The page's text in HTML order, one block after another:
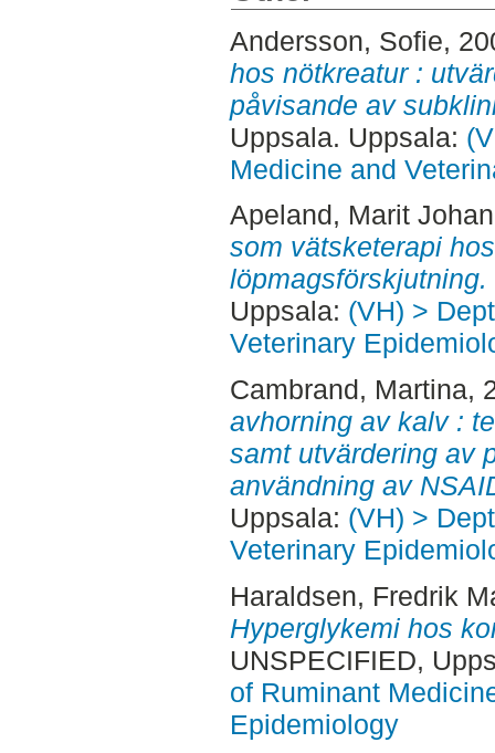
Andersson, Sofie,
hos nötkreatur :
påvisande av
Uppsala. Uppsala:
Medicine and
Apeland, Marit
som vätsketerapi
löpmagsförskjutning.
Uppsala: (VH) >
Veterinary
Cambrand, Martina,
avhorning av kalv :
samt utvärdering av
användning av
Uppsala: (VH) >
Veterinary
Haraldsen, Fredrik
Hyperglykemi hos
UNSPECIFIED,
of Ruminant
Epidemiology